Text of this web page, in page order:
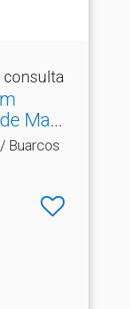
consulta
Mar.​
Buarcos